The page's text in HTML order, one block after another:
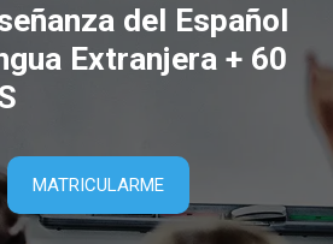
del Español
Extranjera + 60
MATRICULARME